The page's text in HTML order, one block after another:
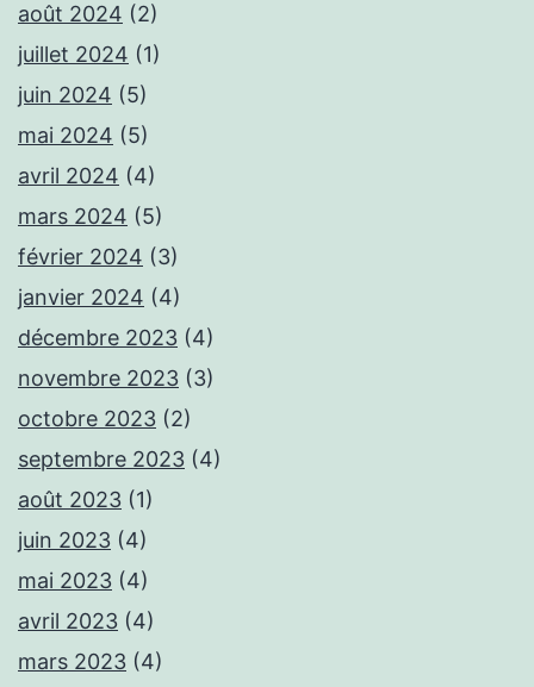
août 2024 (2)
juillet 2024 (1)
juin 2024 (5)
mai 2024 (5)
avril 2024 (4)
mars 2024 (5)
février 2024 (3)
janvier 2024 (4)
décembre 2023 (4)
novembre 2023 (3)
octobre 2023 (2)
septembre 2023 (4)
août 2023 (1)
juin 2023 (4)
mai 2023 (4)
avril 2023 (4)
mars 2023 (4)